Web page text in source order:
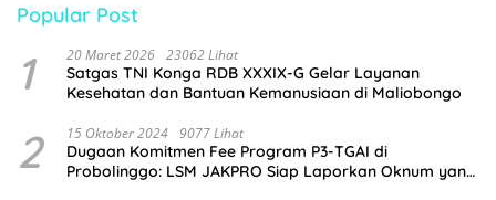
Popular Post
1 20 Maret 2026 23062 Lihat
Satgas TNI Konga RDB XXXIX-G Gelar Layanan
Kesehatan dan Bantuan Kemanusiaan di Maliobongo
2 15 Oktober 2024 9077 Lihat
Dugaan Komitmen Fee Program P3-TGAI di
Probolinggo: LSM JAKPRO Siap Laporkan Oknum yang